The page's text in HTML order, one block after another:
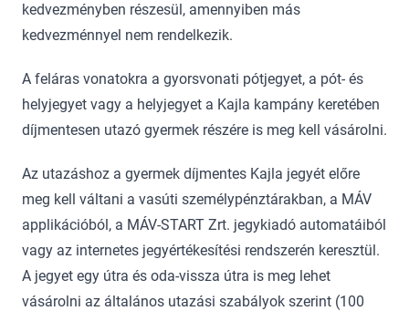
kedvezményben részesül, amennyiben más
kedvezménnyel nem rendelkezik.
A feláras vonatokra a gyorsvonati pótjegyet, a pót- és
helyjegyet vagy a helyjegyet a Kajla kampány keretében
díjmentesen utazó gyermek részére is meg kell vásárolni.
Az utazáshoz a gyermek díjmentes Kajla jegyét előre
meg kell váltani a vasúti személypénztárakban, a MÁV
applikációból, a MÁV-START Zrt. jegykiadó automatáiból
vagy az internetes jegyértékesítési rendszerén keresztül.
A jegyet egy útra és oda-vissza útra is meg lehet
vásárolni az általános utazási szabályok szerint (100